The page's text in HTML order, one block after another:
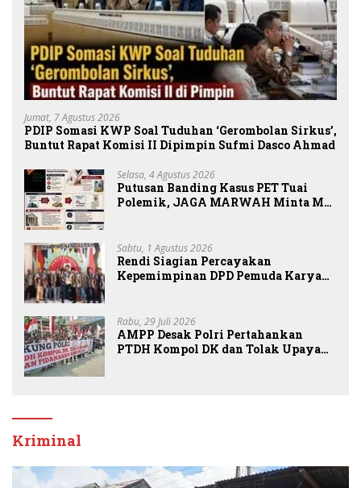
Jumat, 7 Agustus 2026
PDIP Somasi KWP Soal Tuduhan ‘Gerombolan Sirkus’,
Buntut Rapat Komisi II Dipimpin Sufmi Dasco Ahmad
Selasa, 4 Agustus 2026
Putusan Banding Kasus PET Tuai
Polemik, JAGA MARWAH Minta MA
Sabtu, 1 Agustus 2026
Rendi Siagian Percayakan
Kepemimpinan DPD Pemuda Karya
Rabu, 29 Juli 2026
AMPP Desak Polri Pertahankan
PTDH Kompol DK dan Tolak Upaya
Kriminal